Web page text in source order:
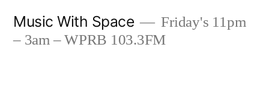
Music With Space
Friday's 11pm
– 3am – WPRB 103.3FM